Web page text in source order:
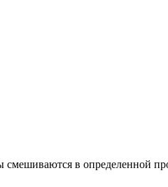
в определенной